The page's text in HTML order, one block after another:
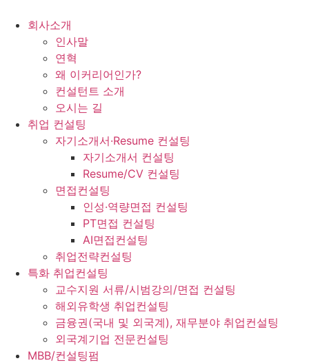
회사소개
인사말
연혁
왜 이커리어인가?
컨설턴트 소개
오시는 길
취업 컨설팅
자기소개서·Resume 컨설팅
자기소개서 컨설팅
Resume/CV 컨설팅
면접컨설팅
인성·역량면접 컨설팅
PT면접 컨설팅
AI면접컨설팅
취업전략컨설팅
특화 취업컨설팅
교수지원 서류/시범강의/면접 컨설팅
해외유학생 취업컨설팅
금융권(국내 및 외국계), 재무분야 취업컨설팅
외국계기업 전문컨설팅
MBB/컨설팅펌